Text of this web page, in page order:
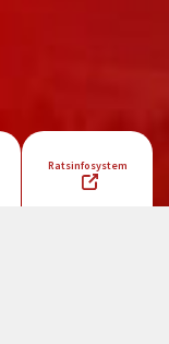
Ratsinfosystem